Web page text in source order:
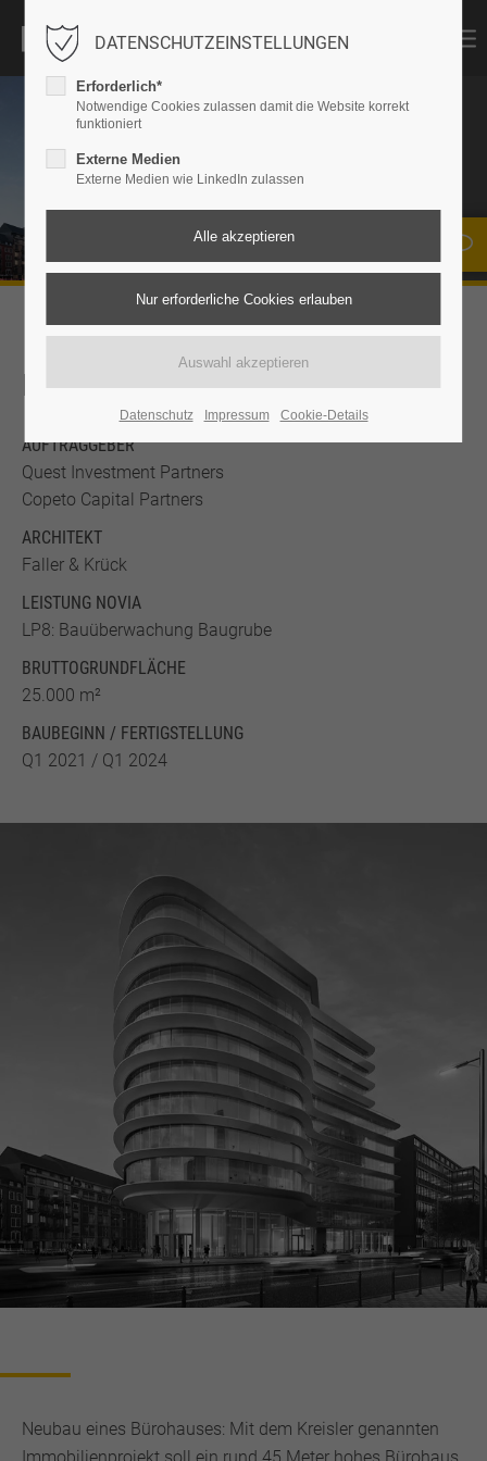
Frankfurt a. M.
KEYFACTS
AUFTRAGGEBER
Quest Investment Partners
Copeto Capital Partners
ARCHITEKT
Faller & Krück
LEISTUNG NOVIA
LP8: Bauüberwachung Baugrube
BRUTTO­GRUND­FLÄCHE
25.000 m²
BAUBEGINN / FERTIGSTELLUNG
Q1 2021 / Q1 2024
Neubau eines Bürohauses: Mit dem Kreisler genannten
DATENSCHUTZEINSTELLUNGEN
Erforderlich*
Notwendige Cookies zulassen damit die Website korrekt
funktioniert
Externe Medien
Externe Medien wie LinkedIn zulassen
Datenschutz Impressum Cookie-Details